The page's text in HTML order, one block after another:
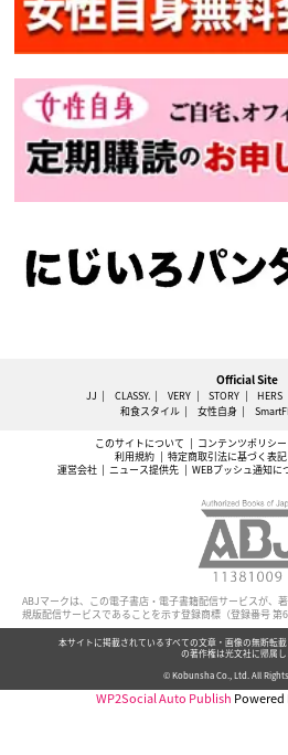
Official Site
JJ CLASSY. VERY STORY HERS
和食スタイル
女性自身
このサイトについて コンテンツポリシー
利用規約
特定商取引法に基づく表記
運営会社
ニュース提供先 WEBプッシュ通知に
ABJマークは、この電子書店・電子書籍配信サービスが、
規版配信サービスであることを示す登録商標（登録番号 第
本サイトに掲載されているすべての文章・画像の無断転
の著作権は光文社に帰属し
© Kobunsha Co., Ltd. All Rights
WP2Social Auto Publish Powered